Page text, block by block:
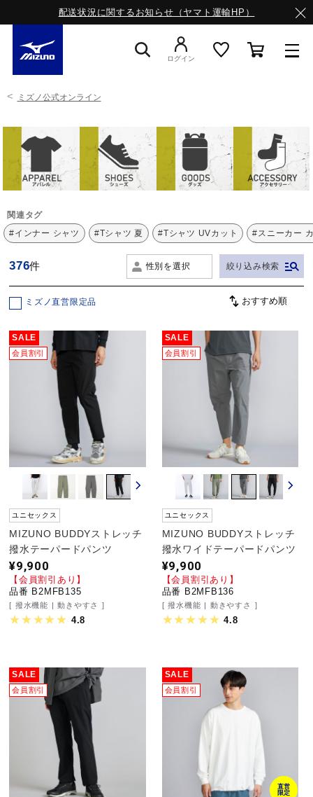
配送状況に関するお知らせ（ヤマト運輸HP）
スニーカー
ライフスタイルウエア
サッカー／フットサル
トレーニング
野球
ゴルフ
スイム
バレーボール
テニス／ソフトテニス
バドミントン
ソフトボール
ログイン
ミズノ公式オンライン
関連タグ
#インナー シャツ
#Tシャツ 夏 #Tシャツ UVカット #スニーカー
376件 性別を選択 絞り込み検索
ミズノ直営限定品
SALE
会員割引
ユニセックス
MIZUNO BUDDYストレッチ
撥水テーパードパンツ
¥9,900
【会員割引あり】
品番 B2MFB135
撥水機能 動きやすさ
4.8
SALE
会員割引
ユニセックス
MIZUNO BUDDYストレッチ
撥水ワイドテーパードパンツ
¥9,900
【会員割引あり】
品番 B2MFB136
撥水機能 動きやすさ
4.8
SALE
会員割引
SALE
会員割引
直営
限定